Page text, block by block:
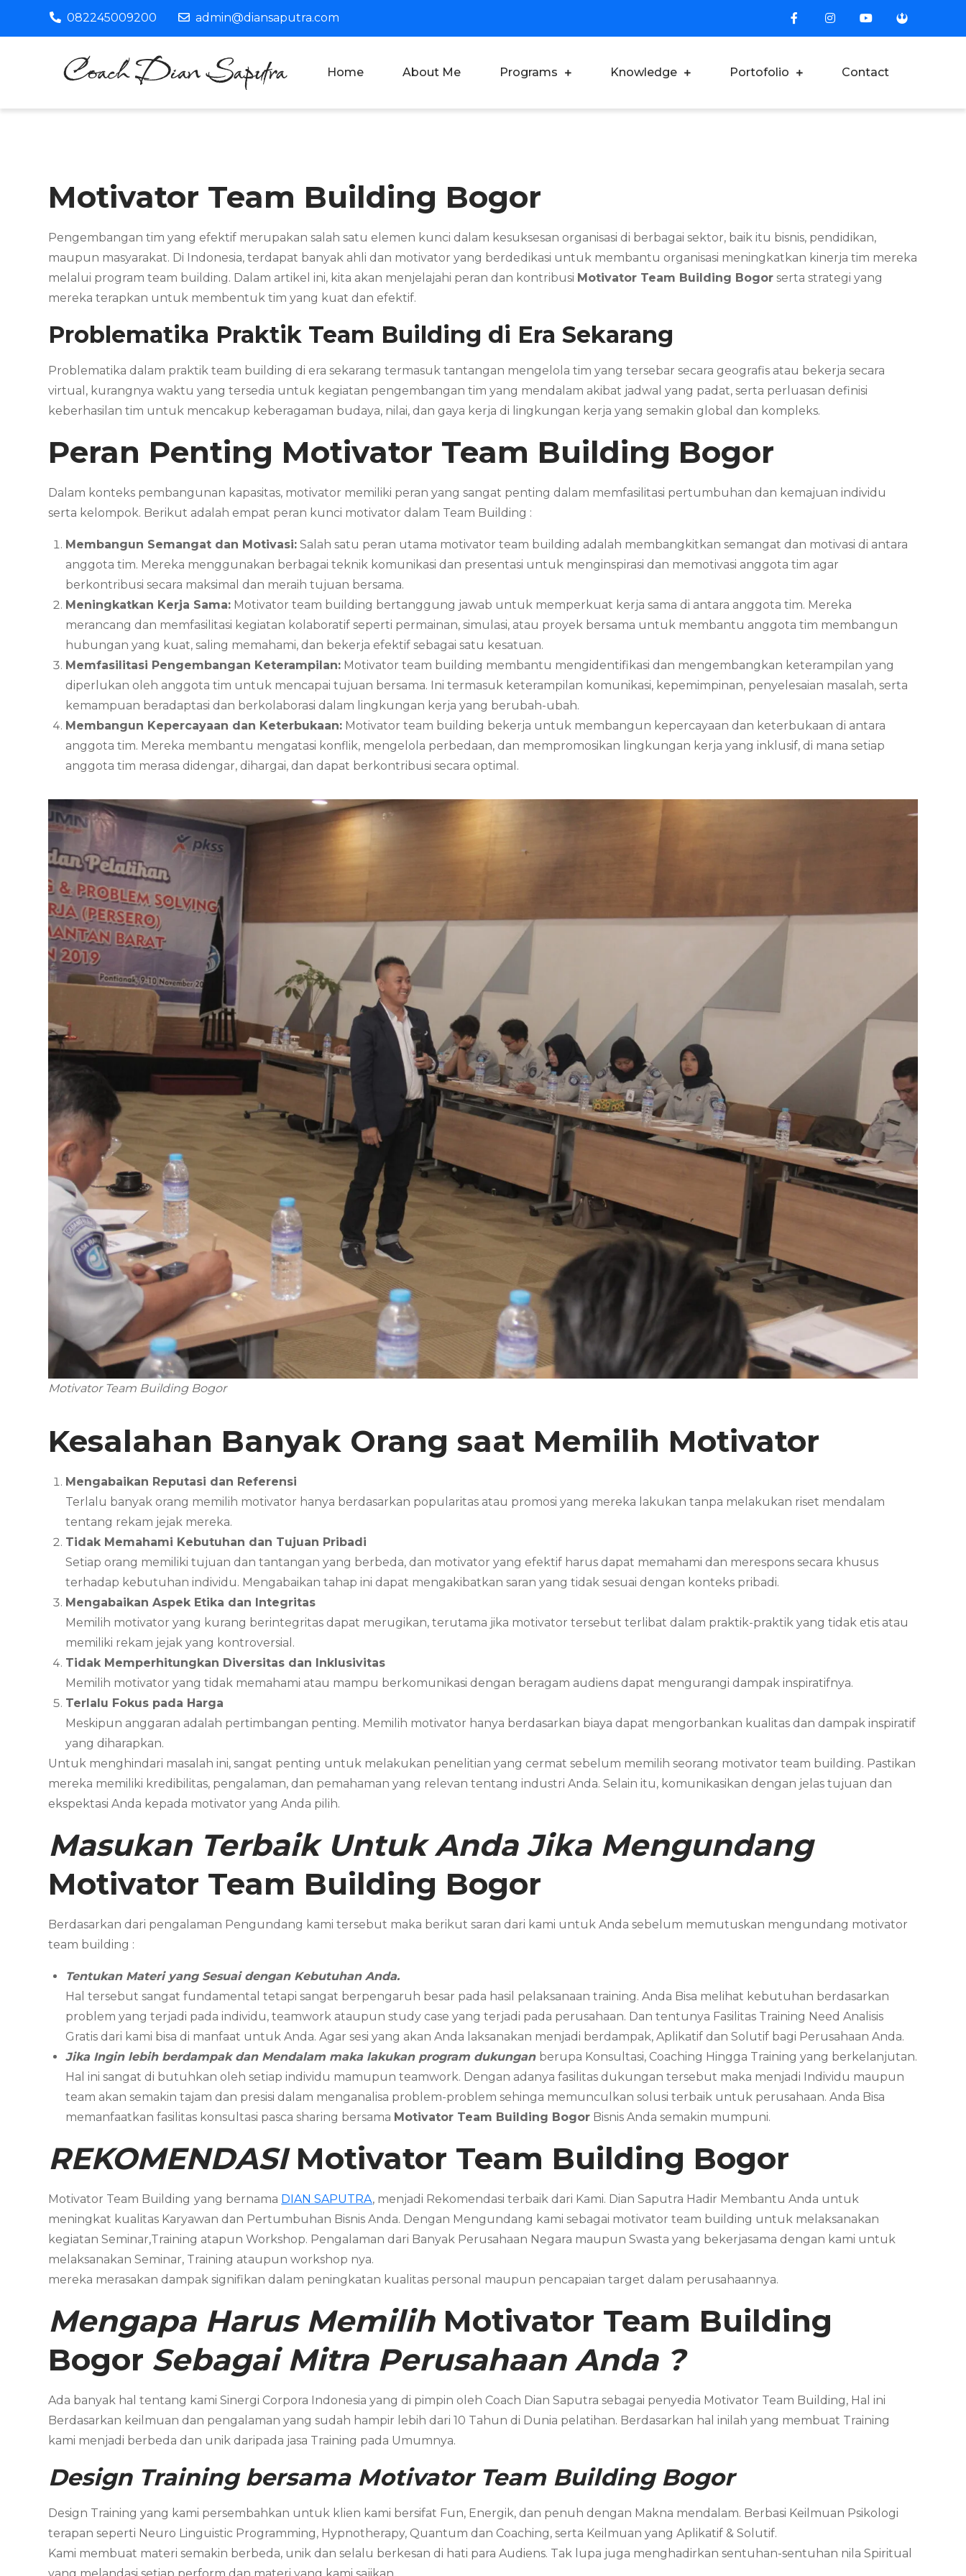
082245009200 admin@diansaputra.com
Coach Dian Saputra
Profesional Corporate Trainer & Motivator Indonesia
Home About Me Programs Knowledge Portofolio Contact
Motivator Team Building Bogor
Pengembangan tim yang efektif merupakan salah satu elemen kunci dalam kesuksesan organisasi di berbagai sektor, baik itu bisnis, pendidikan,
maupun masyarakat. Di Indonesia, terdapat banyak ahli dan motivator yang berdedikasi untuk membantu organisasi meningkatkan kinerja tim mereka
melalui program team building. Dalam artikel ini, kita akan menjelajahi peran dan kontribusi Motivator Team Building Bogor serta strategi yang
mereka terapkan untuk membentuk tim yang kuat dan efektif.
Problematika Praktik Team Building di Era Sekarang
Problematika dalam praktik team building di era sekarang termasuk tantangan mengelola tim yang tersebar secara geografis atau bekerja secara
virtual, kurangnya waktu yang tersedia untuk kegiatan pengembangan tim yang mendalam akibat jadwal yang padat, serta perluasan definisi
keberhasilan tim untuk mencakup keberagaman budaya, nilai, dan gaya kerja di lingkungan kerja yang semakin global dan kompleks.
Peran Penting Motivator Team Building Bogor
Dalam konteks pembangunan kapasitas, motivator memiliki peran yang sangat penting dalam memfasilitasi pertumbuhan dan kemajuan individu
serta kelompok. Berikut adalah empat peran kunci motivator dalam Team Building :
Membangun Semangat dan Motivasi: Salah satu peran utama motivator team building adalah membangkitkan semangat dan motivasi di antara
anggota tim. Mereka menggunakan berbagai teknik komunikasi dan presentasi untuk menginspirasi dan memotivasi anggota tim agar
berkontribusi secara maksimal dan meraih tujuan bersama.
Meningkatkan Kerja Sama: Motivator team building bertanggung jawab untuk memperkuat kerja sama di antara anggota tim. Mereka
merancang dan memfasilitasi kegiatan kolaboratif seperti permainan, simulasi, atau proyek bersama untuk membantu anggota tim membangun
hubungan yang kuat, saling memahami, dan bekerja efektif sebagai satu kesatuan.
Memfasilitasi Pengembangan Keterampilan: Motivator team building membantu mengidentifikasi dan mengembangkan keterampilan yang
diperlukan oleh anggota tim untuk mencapai tujuan bersama. Ini termasuk keterampilan komunikasi, kepemimpinan, penyelesaian masalah, serta
kemampuan beradaptasi dan berkolaborasi dalam lingkungan kerja yang berubah-ubah.
Membangun Kepercayaan dan Keterbukaan: Motivator team building bekerja untuk membangun kepercayaan dan keterbukaan di antara
anggota tim. Mereka membantu mengatasi konflik, mengelola perbedaan, dan mempromosikan lingkungan kerja yang inklusif, di mana setiap
anggota tim merasa didengar, dihargai, dan dapat berkontribusi secara optimal.
Motivator Team Building Bogor
Kesalahan Banyak Orang saat Memilih Motivator
Mengabaikan Reputasi dan Referensi
Terlalu banyak orang memilih motivator hanya berdasarkan popularitas atau promosi yang mereka lakukan tanpa melakukan riset mendalam
tentang rekam jejak mereka.
Tidak Memahami Kebutuhan dan Tujuan Pribadi
Setiap orang memiliki tujuan dan tantangan yang berbeda, dan motivator yang efektif harus dapat memahami dan merespons secara khusus
terhadap kebutuhan individu. Mengabaikan tahap ini dapat mengakibatkan saran yang tidak sesuai dengan konteks pribadi.
Mengabaikan Aspek Etika dan Integritas
Memilih motivator yang kurang berintegritas dapat merugikan, terutama jika motivator tersebut terlibat dalam praktik-praktik yang tidak etis atau
memiliki rekam jejak yang kontroversial.
Tidak Memperhitungkan Diversitas dan Inklusivitas
Memilih motivator yang tidak memahami atau mampu berkomunikasi dengan beragam audiens dapat mengurangi dampak inspiratifnya.
Terlalu Fokus pada Harga
Meskipun anggaran adalah pertimbangan penting. Memilih motivator hanya berdasarkan biaya dapat mengorbankan kualitas dan dampak inspiratif
yang diharapkan.
Untuk menghindari masalah ini, sangat penting untuk melakukan penelitian yang cermat sebelum memilih seorang motivator team building. Pastikan
mereka memiliki kredibilitas, pengalaman, dan pemahaman yang relevan tentang industri Anda. Selain itu, komunikasikan dengan jelas tujuan dan
ekspektasi Anda kepada motivator yang Anda pilih.
Masukan Terbaik Untuk Anda Jika Mengundang
Motivator Team Building Bogor
Berdasarkan dari pengalaman Pengundang kami tersebut maka berikut saran dari kami untuk Anda sebelum memutuskan mengundang motivator
team building :
Tentukan Materi yang Sesuai dengan Kebutuhan Anda.
Hal tersebut sangat fundamental tetapi sangat berpengaruh besar pada hasil pelaksanaan training. Anda Bisa melihat kebutuhan berdasarkan
problem yang terjadi pada individu, teamwork ataupun study case yang terjadi pada perusahaan. Dan tentunya Fasilitas Training Need Analisis
Gratis dari kami bisa di manfaat untuk Anda. Agar sesi yang akan Anda laksanakan menjadi berdampak, Aplikatif dan Solutif bagi Perusahaan Anda.
Jika Ingin lebih berdampak dan Mendalam maka lakukan program dukungan berupa Konsultasi, Coaching Hingga Training yang berkelanjutan.
Hal ini sangat di butuhkan oleh setiap individu mamupun teamwork. Dengan adanya fasilitas dukungan tersebut maka menjadi Individu maupun
team akan semakin tajam dan presisi dalam menganalisa problem-problem sehinga memunculkan solusi terbaik untuk perusahaan. Anda Bisa
memanfaatkan fasilitas konsultasi pasca sharing bersama Motivator Team Building Bogor Bisnis Anda semakin mumpuni.
REKOMENDASI Motivator Team Building Bogor
Motivator Team Building yang bernama DIAN SAPUTRA, menjadi Rekomendasi terbaik dari Kami. Dian Saputra Hadir Membantu Anda untuk
meningkat kualitas Karyawan dan Pertumbuhan Bisnis Anda. Dengan Mengundang kami sebagai motivator team building untuk melaksanakan
kegiatan Seminar,Training atapun Workshop. Pengalaman dari Banyak Perusahaan Negara maupun Swasta yang bekerjasama dengan kami untuk
melaksanakan Seminar, Training ataupun workshop nya.
mereka merasakan dampak signifikan dalam peningkatan kualitas personal maupun pencapaian target dalam perusahaannya.
Mengapa Harus Memilih Motivator Team Building
Bogor Sebagai Mitra Perusahaan Anda?
Ada banyak hal tentang kami Sinergi Corpora Indonesia yang di pimpin oleh Coach Dian Saputra sebagai penyedia Motivator Team Building, Hal ini
Berdasarkan keilmuan dan pengalaman yang sudah hampir lebih dari 10 Tahun di Dunia pelatihan. Berdasarkan hal inilah yang membuat Training
kami menjadi berbeda dan unik daripada jasa Training pada Umumnya.
Design Training bersama Motivator Team Building Bogor
Design Training yang kami persembahkan untuk klien kami bersifat Fun, Energik, dan penuh dengan Makna mendalam. Berbasi Keilmuan Psikologi
terapan seperti Neuro Linguistic Programming, Hypnotherapy, Quantum dan Coaching, serta Keilmuan yang Aplikatif & Solutif.
Kami membuat materi semakin berbeda, unik dan selalu berkesan di hati para Audiens. Tak lupa juga menghadirkan sentuhan-sentuhan nila Spiritual